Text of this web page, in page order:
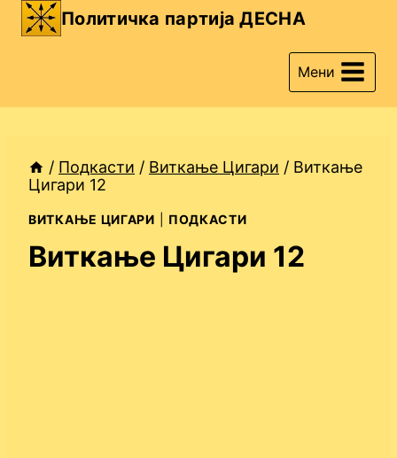
Skip
Политичка партија ДЕСНА
Мени
/ Подкасти / Виткање Цигари / Виткање
Цигари 12
ВИТКАЊЕ ЦИГАРИ ПОДКАСТИ
Виткање Цигари 12